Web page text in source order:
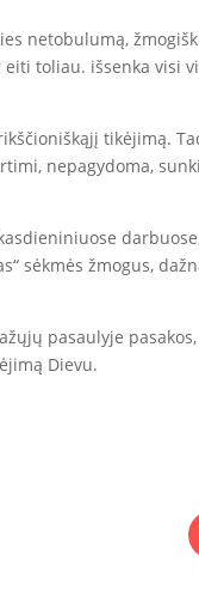
netobulumą,
toliau. išsenka visi
tikėjimą.
nepagydoma,
sėkmės žmogus,
pasaulyje
Dievu.